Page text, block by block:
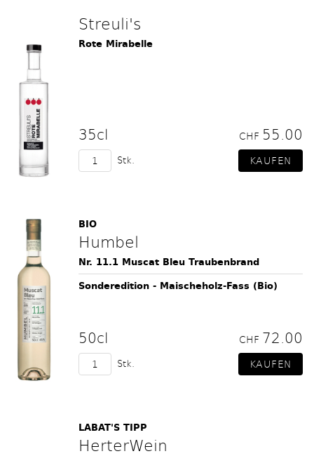
Streuli's
Rote Mirabelle
35cl CHF 55.00
Stk.
BIO
Humbel
Nr. 11.1 Muscat Bleu Traubenbrand
Sonderedition - Maischeholz-Fass (Bio)
50cl CHF 72.00
Stk.
LABAT'S TIPP
HerterWein